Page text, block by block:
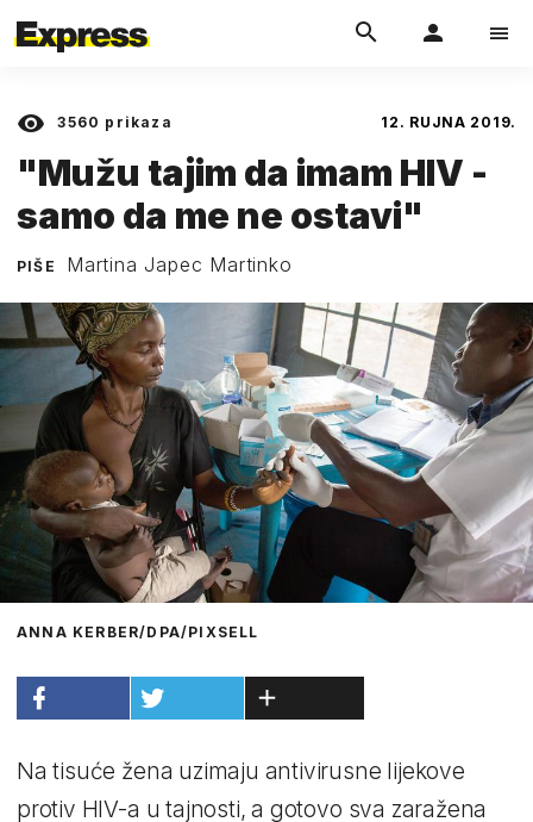
3560 prikaza 12. RUJNA 2019.
"Mužu tajim da imam HIV -
samo da me ne ostavi"
PIŠE Martina Japec Martinko
ANNA KERBER/DPA/PIXSELL
Na tisuće žena uzimaju antivirusne lijekove
protiv HIV-a u tajnosti, a gotovo sva zaražena